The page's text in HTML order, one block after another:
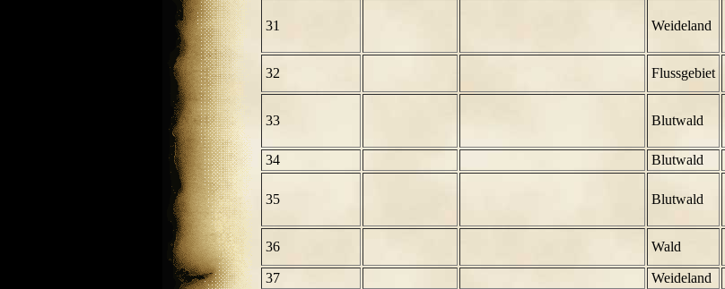
31 Weideland
32 Flussgebiet
33 Blutwald
34 Blutwald
35 Blutwald
36 Wald
37 Weideland